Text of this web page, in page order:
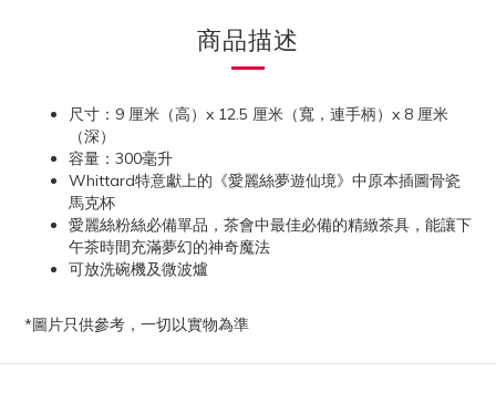
商品描述
尺寸：9 厘米（高）x 12.5 厘米（寬，連手柄）x 8 厘米
（深）
容量：300毫升
Whittard特意獻上的《愛麗絲夢遊仙境》中原本插圖骨瓷
馬克杯
愛麗絲粉絲必備單品，茶會中最佳必備的精緻茶具，能讓下
午茶時間充滿夢幻的神奇魔法
可放洗碗機及微波爐
*圖片只供參考，一切以實物為準